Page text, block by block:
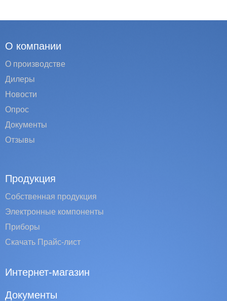
О компании
О производстве
Дилеры
Новости
Опрос
Документы
Отзывы
Продукция
Собственная продукция
Электронные компоненты
Приборы
Скачать Прайс-лист
Интернет-магазин
Документы